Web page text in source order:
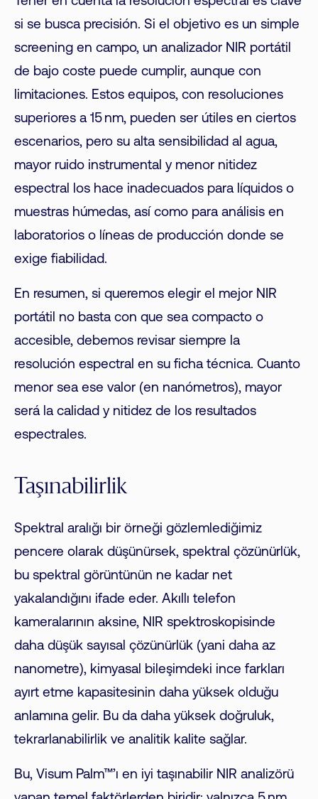
si se busca precisión. Si el objetivo es un simple
screening en campo, un analizador NIR portátil
de bajo coste puede cumplir, aunque con
limitaciones. Estos equipos, con resoluciones
superiores a 15 nm, pueden ser útiles en ciertos
escenarios, pero su alta sensibilidad al agua,
mayor ruido instrumental y menor nitidez
espectral los hace inadecuados para líquidos o
muestras húmedas, así como para análisis en
laboratorios o líneas de producción donde se
exige fiabilidad.
En resumen, si queremos elegir el mejor NIR
portátil no basta con que sea compacto o
accesible, debemos revisar siempre la
resolución espectral en su ficha técnica. Cuanto
menor sea ese valor (en nanómetros), mayor
será la calidad y nitidez de los resultados
espectrales.
Taşınabilirlik
Spektral aralığı bir örneği gözlemlediğimiz
pencere olarak düşünürsek, spektral çözünürlük,
bu spektral görüntünün ne kadar net
yakalandığını ifade eder. Akıllı telefon
kameralarının aksine, NIR spektroskopisinde
daha düşük sayısal çözünürlük (yani daha az
nanometre), kimyasal bileşimdeki ince farkları
ayırt etme kapasitesinin daha yüksek olduğu
anlamına gelir. Bu da daha yüksek doğruluk,
tekrarlanabilirlik ve analitik kalite sağlar.
Bu, Visum Palm™’ı en iyi taşınabilir NIR analizörü